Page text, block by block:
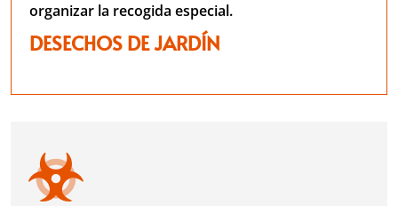
organizar la recogida especial.
DESECHOS DE JARDÍN